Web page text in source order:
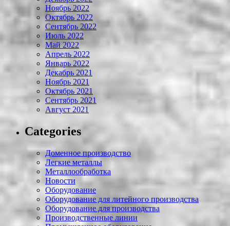
Ноябрь 2022
Октябрь 2022
Сентябрь 2022
Июль 2022
Май 2022
Апрель 2022
Январь 2022
Декабрь 2021
Ноябрь 2021
Октябрь 2021
Сентябрь 2021
Август 2021
Categories
Доменное производство
Легкие металлы
Металлообработка
Новости
Оборудование
Оборудование для литейного производства
Оборудование для производства
Производственные линии